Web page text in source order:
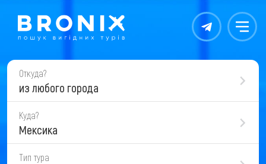
Контакты Меню
Откуда?
из любого города
Куда?
Мексика
Тип тура